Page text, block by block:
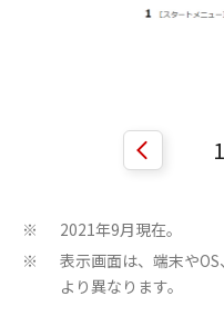
1
※ 2021年9月現在。
※
表示画面は、端末や
より異なります。